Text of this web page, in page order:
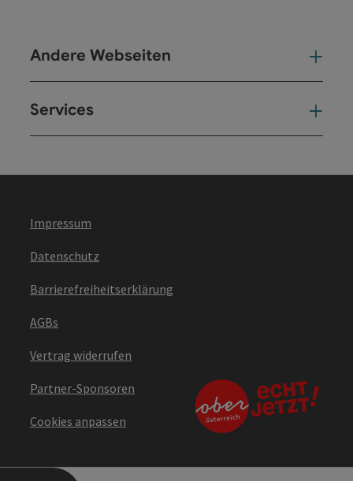
Andere Webseiten
Services
Impressum
Datenschutz
Barrierefreiheitserklärung
AGBs
Vertrag widerrufen
Partner-Sponsoren
Cookies anpassen